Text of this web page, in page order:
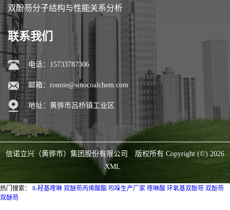
双酚芴分子结构与性能关系分析
联系我们
电话：15733787306
邮箱： ronnie@sinocoalchem.com
地址：黄骅市吕桥镇工业区
信诺立兴（黄骅市）集团股份有限公司
版权所有 Copyright (©) 2026
XML
热门搜索： 8-羟基喹啉 双醚芴丙烯酸酯 吲哚生产厂家 喹啉酸 环氧基双酚芴 双酚芴
双醚芴